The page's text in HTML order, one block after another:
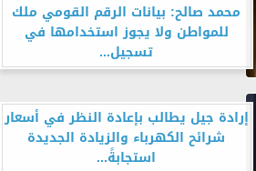
محمد صالح: بيانات الرقم القومي ملك
للمواطن ولا يجوز استخدامها في
تسجيل...
إرادة جيل يطالب بإعادة النظر في أسعار
شرائح الكهرباء والزيادة الجديدة
استجابةً...